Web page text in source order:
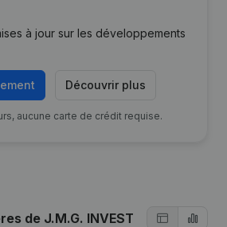
à jour sur les développements
Découvrir plus
aucune carte de crédit requise.
de J.M.G. INVEST